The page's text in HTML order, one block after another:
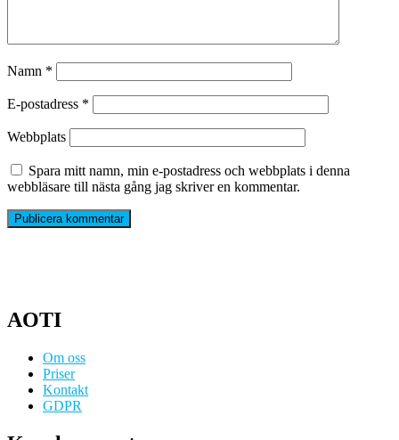
Namn *
E-postadress *
Webbplats
Spara mitt namn, min e-postadress och webbplats i denna
webbläsare till nästa gång jag skriver en kommentar.
AOTI
Om oss
Priser
Kontakt
GDPR